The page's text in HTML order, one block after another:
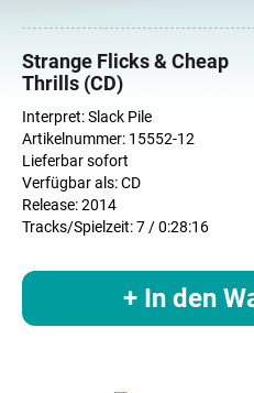
Strange Flicks & Cheap
Thrills (CD)
Interpret: Slack Pile
Artikelnummer: 15552-12
Lieferbar sofort
Verfügbar als: CD
Release: 2014
Tracks/Spielzeit: 7 / 0:28:16
+ In den